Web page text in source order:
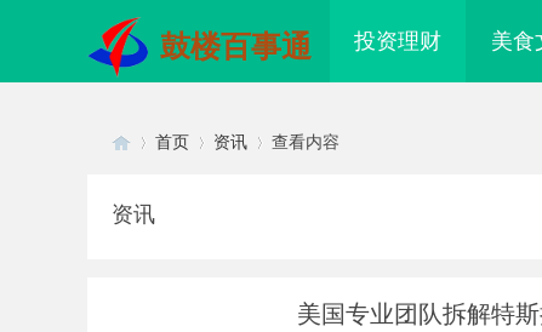
鼓楼百事通 投资理财 美食
首页 资讯 查看内容
资讯
美国专业团队拆解特